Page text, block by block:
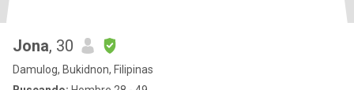
Jona, 30
Damulog, Bukidnon, Filipinas